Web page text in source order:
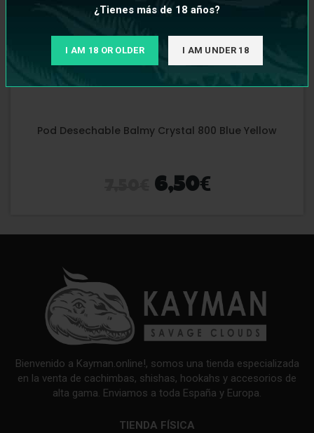
¿Tienes más de 18 años?
I AM 18 OR OLDER I AM UNDER 18
Pod Desechable Balmy Crystal 800 Blue Yellow
6,50€
Bienvenido a Kayman.online!, somos una tienda especializada
en la venta de cachimbas, shishas, hookahs y accesorios de
alta gama. Enviamos a toda España y Europa.
TIENDA FÍSICA